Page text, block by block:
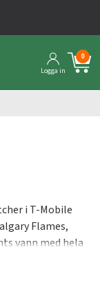
Logga in
0
i T-Mobile
Flames,
vann med hela